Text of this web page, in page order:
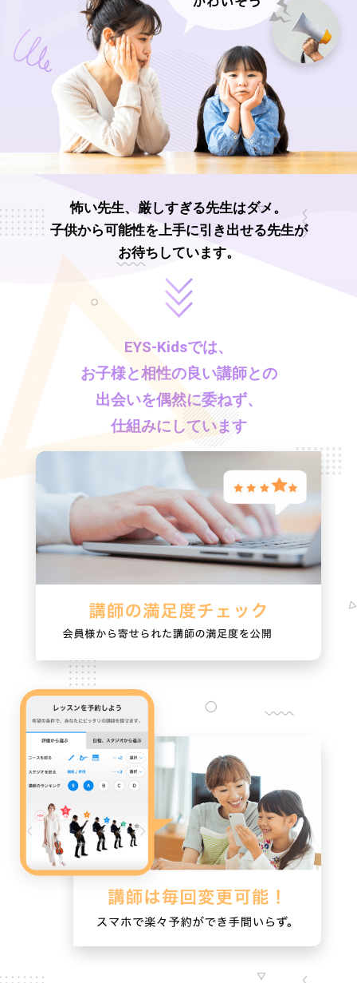
怖い先生、厳しすぎる先生はダメ。
子供から可能性を上手に引き出せる先生が
お待ちしています。
EYS-Kidsでは、
お子様と相性の良い講師との
出会いを偶然に委ねず、
仕組みにしています